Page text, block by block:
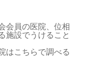
会員の医院、位相
施設でうけること
はこちらで調べる